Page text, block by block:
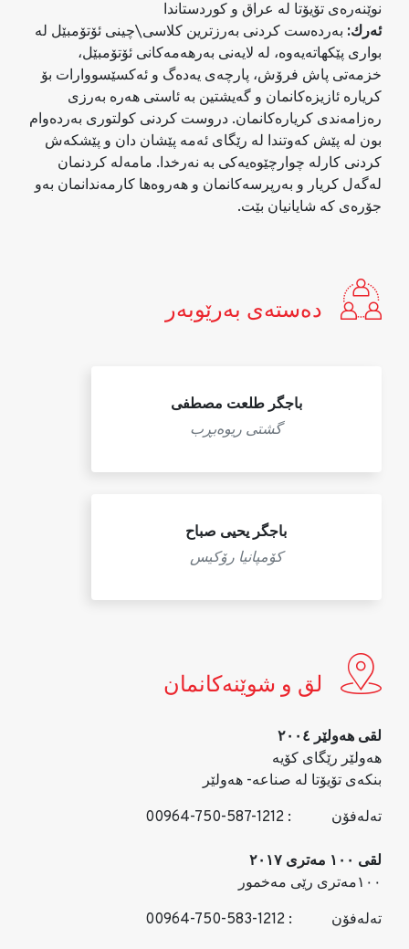
نوێنه‌ره‌ی تۆیۆتا له‌ عراق و كوردستاندا
ئه‌رك: به‌رده‌ست كردنی به‌رزترین كلاسی\چینی ئۆتۆمبێل له‌
بواری پێكهاته‌یه‌وه‌، له‌ لایه‌نی به‌رهه‌مه‌كانی ئۆتۆمبێل،
خزمه‌تی پاش فرۆش، پارچه‌ی یەدەگ و ئه‌كسێسووارات بۆ
كریاره‌ ئازیزه‌كانمان و گه‌یشتین به‌ ئاستی هه‌ره‌ به‌رزی
ره‌زامه‌ندی كریاره‌كانمان. دروست كردنی كولتوری به‌رده‌وام
بون له‌ پێش كه‌وتندا له‌ رێگای ئه‌مه‌ پێشان دان و پێشكه‌ش
كردنی كارله‌ چوارچێوه‌یه‌كی به‌ نه‌رخدا. مامه‌له‌ كردنمان
له‌گه‌ل كریار و به‌رپرسه‌كانمان و هه‌روه‌ها كارمه‌ندانمان به‌و
جۆره‌ی كه‌ شایانیان بێت.
ده‌سته‌ی به‌رێوبه‌ر
باجگر طلعت مصطفی
گشتی ریوەبڕب
باجگر یحیی صباح
کۆمپانیا رۆکیس
لق و شوێنه‌كانمان
لقی هه‌ولێر ٢٠٠٤
هه‌ولێر رێگای كۆیه‌
بنكه‌ی تۆیۆتا له‌ صناعه‌- هه‌ولێر
ته‌له‌فۆن
: 00964-750-587-1212
لقی ١٠٠ مه‌تری ٢٠١٧
١٠٠مه‌تری رێی مه‌خمور
ته‌له‌فۆن
: 00964-750-583-1212